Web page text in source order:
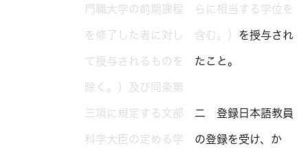
門職大学の前期課程
を修了した者に対し
て授与されるものを
除く。）及び同条第
三項に規定する文部
科学大臣の定める学
らに相当する学位を
含む。） を授与され
たこと。
二 登録日本語教員
の登録を受け、か